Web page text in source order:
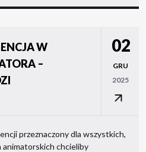
W
–
02
GRU
2025
przeznaczony dla wszystkich,
animatorskich chcieliby